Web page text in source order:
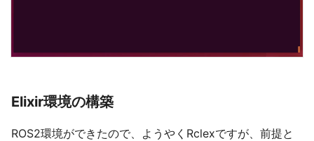
Elixir環境の構築
ROS2環境ができたので、ようやくRclexですが、前提と